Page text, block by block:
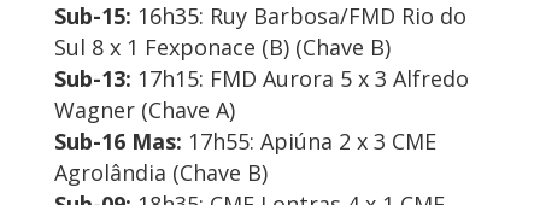
Sub-15: 16h35: Ruy Barbosa/FMD Rio do
Sul 8 x 1 Fexponace (B) (Chave B)
Sub-13: 17h15: FMD Aurora 5 x 3 Alfredo
Wagner (Chave A)
Sub-16 Mas: 17h55: Apiúna 2 x 3 CME
Agrolândia (Chave B)